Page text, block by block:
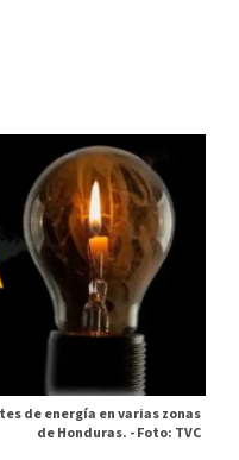
de energía en varias zonas
de Honduras. -Foto: TVC